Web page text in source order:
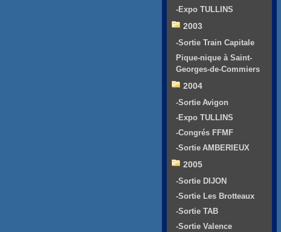
-Expo TULLINS
2003
-Sortie Train Capitale
Pique-nique à Saint-
Georges-de-Commiers
2004
-Sortie Avigon
-Expo TULLINS
-Congrés FFMF
-Sortie AMBERIEUX
2005
-Sortie DIJON
-Sortie Les Brotteaux
-Sortie TAB
-Sortie Valence